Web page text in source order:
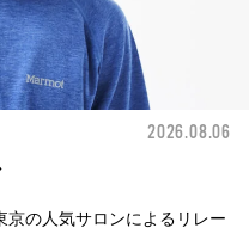
2026.08.06
の人気サロンによるリレー